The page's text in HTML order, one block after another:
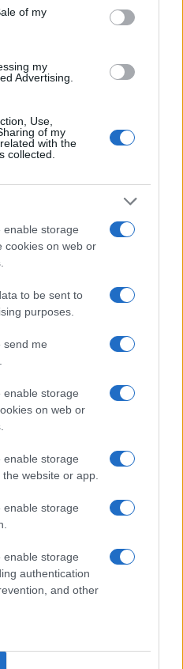
information including but
behaviour. You may click to
and its third-party tags to
of my
my
Advertising.
Use,
of my
with the
collected.
enable storage
cookies on web or
to be sent to
purposes.
send me
enable storage
on web or
enable storage
website or app.
enable storage
enable storage
authentication
and other
celebri
film
più lette
dei film
cercati
cinema
del sito
Policy
per tema
autori
web dedicato a frasi,
del web (137.901 frasi in
La riproduzione dei testi è
sugli acquisti idonei. •